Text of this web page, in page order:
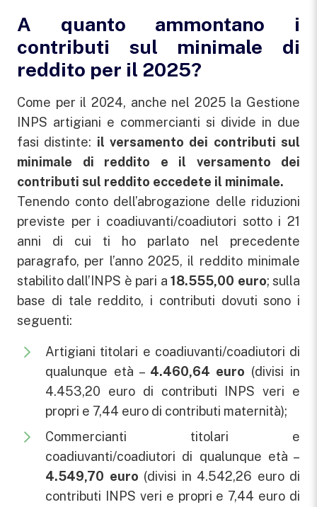
A quanto ammontano i
contributi sul minimale di
reddito per il 2025?
Come per il 2024, anche nel 2025 la Gestione
INPS artigiani e commercianti si divide in due
fasi distinte: il versamento dei contributi sul
minimale di reddito e il versamento dei
contributi sul reddito eccedete il minimale.
Tenendo conto dell’abrogazione delle riduzioni
previste per i coadiuvanti/coadiutori sotto i 21
anni di cui ti ho parlato nel precedente
paragrafo, per l’anno 2025, il reddito minimale
stabilito dall’INPS è pari a18.555,00 euro; sulla
base di tale reddito, i contributi dovuti sono i
seguenti:
Artigiani titolari e coadiuvanti/coadiutori di
qualunque età – 4.460,64 euro (divisi in
4.453,20 euro di contributi INPS veri e
propri e 7,44 euro di contributi maternità);
Commercianti titolari e
coadiuvanti/coadiutori di qualunque età –
4.549,70 euro (divisi in 4.542,26 euro di
contributi INPS veri e propri e 7,44 euro di